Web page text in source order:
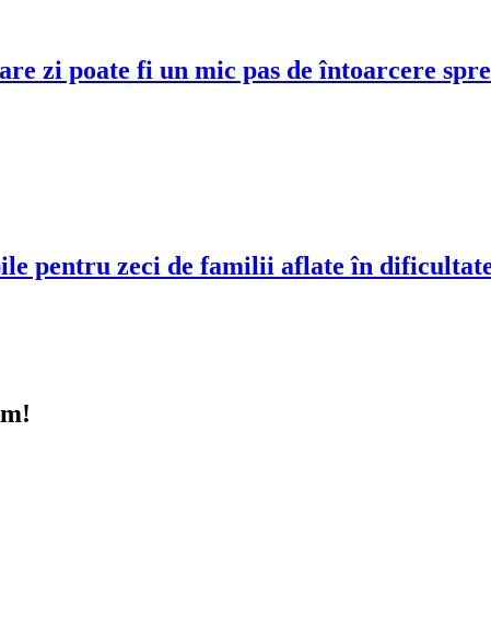
zi poate fi un mic pas de întoarcere
pentru zeci de familii aflate în